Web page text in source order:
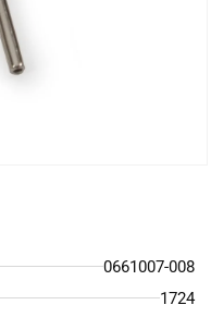
0661007-008
1724